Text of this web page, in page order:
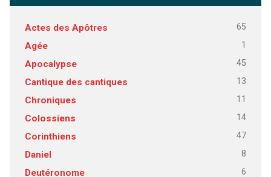
Actes des Apôtres 65
Agée 1
Apocalypse 45
Cantique des cantiques 13
Chroniques 11
Colossiens 14
Corinthiens 47
Daniel 8
Deutéronome 6